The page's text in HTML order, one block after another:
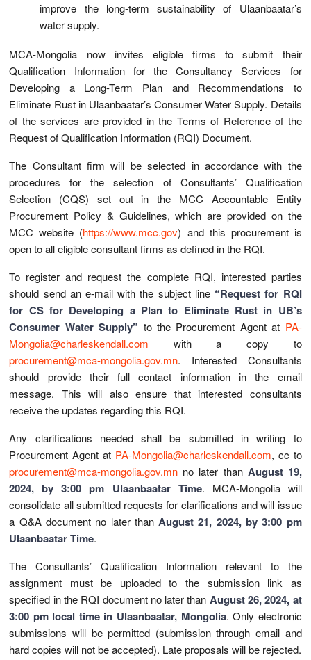
improve the long-term sustainability of Ulaanbaatar’s
water supply.
MCA-Mongolia now invites eligible firms to submit their
Qualification Information for the Consultancy Services for
Developing a Long-Term Plan and Recommendations to
Eliminate Rust in Ulaanbaatar’s Consumer Water Supply. Details
of the services are provided in the Terms of Reference of the
Request of Qualification Information (RQI) Document.
The Consultant firm will be selected in accordance with the
procedures for the selection of Consultants’ Qualification
Selection (CQS) set out in the MCC Accountable Entity
Procurement Policy & Guidelines, which are provided on the
MCC website (https://www.mcc.gov) and this procurement is
open to all eligible consultant firms as defined in the RQI.
To register and request the complete RQI, interested parties
should send an e-mail with the subject line “Request for RQI
for CS for Developing a Plan to Eliminate Rust in UB’s
Consumer Water Supply” to the Procurement Agent at PA-
Mongolia@charleskendall.com with a copy to
procurement@mca-mongolia.gov.mn. Interested Consultants
should provide their full contact information in the email
message. This will also ensure that interested consultants
receive the updates regarding this RQI.
Any clarifications needed shall be submitted in writing to
Procurement Agent at PA-Mongolia@charleskendall.com, cc to
procurement@mca-mongolia.gov.mn no later than August 19,
2024, by 3:00 pm Ulaanbaatar Time. MCA-Mongolia will
consolidate all submitted requests for clarifications and will issue
a Q&A document no later than August 21, 2024, by 3:00 pm
Ulaanbaatar Time.
The Consultants’ Qualification Information relevant to the
assignment must be uploaded to the submission link as
specified in the RQI document no later than August 26, 2024, at
3:00 pm local time in Ulaanbaatar, Mongolia. Only electronic
submissions will be permitted (submission through email and
hard copies will not be accepted). Late proposals will be rejected.